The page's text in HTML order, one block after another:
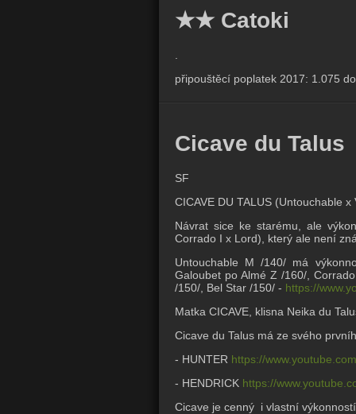
★★ Catoki
připouštěcí poplatek 2017: 1.075
Cicave du Talus
SF
CICAVE DU TALUS (Untouchable
Návrat sice ke starému, ale
Corrado I x Lord), který ale není
Untouchable M /140/ má
Galoubet po Almé Z /160/,
/150/, Bel Star /150/ - https://
Matka CICAVE, klisna Neika du
Cicave du Talus má ze svého
- HUNTER https://
- HENDRICK https://
Cicave je cenný i vlastní